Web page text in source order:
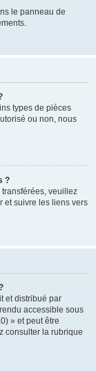
le panneau de
types de pièces
ou non, nous
?
veuillez
et suivre les liens vers
et distribué par
accessible sous
» et peut être
consulter la rubrique